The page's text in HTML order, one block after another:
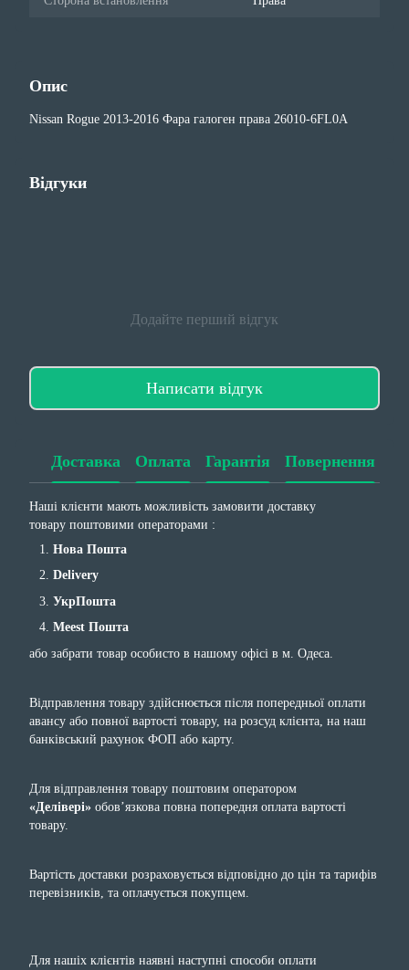
Опис
Nissan Rogue 2013-2016 Фара галоген права 26010-6FL0A
Відгуки
Додайте перший відгук
Написати відгук
Доставка Оплата Гарантія Повернення
Наші клієнти мають можливість замовити доставку
товару поштовими операторами :
Нова Пошта
Delivery
УкрПошта
Meest Пошта
або забрати товар особисто в нашому офісі в м. Одеса.
Відправлення товару здійснюється після попередньої оплати
авансу або повної вартості товару, на розсуд клієнта, на наш
банківський рахунок ФОП або карту.
Для відправлення товару поштовим оператором
«Делівері» обов’язкова повна попередня оплата вартості
товару.
Вартість доставки розраховується відповідно до цін та тарифів
перевізників, та оплачується покупцем.
Для нашіх клієнтів наявні наступні способи оплати